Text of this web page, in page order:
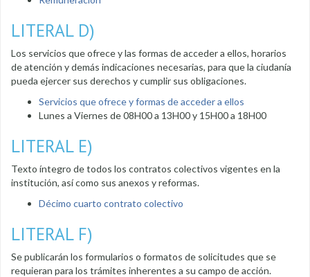
LITERAL D)
Los servicios que ofrece y las formas de acceder a ellos, horarios
de atención y demás indicaciones necesarias, para que la ciudanía
pueda ejercer sus derechos y cumplir sus obligaciones.
Servicios que ofrece y formas de acceder a ellos
Lunes a Viernes de 08H00 a 13H00 y 15H00 a 18H00
LITERAL E)
Texto íntegro de todos los contratos colectivos vigentes en la
institución, así como sus anexos y reformas.
Décimo cuarto contrato colectivo
LITERAL F)
Se publicarán los formularios o formatos de solicitudes que se
requieran para los trámites inherentes a su campo de acción.